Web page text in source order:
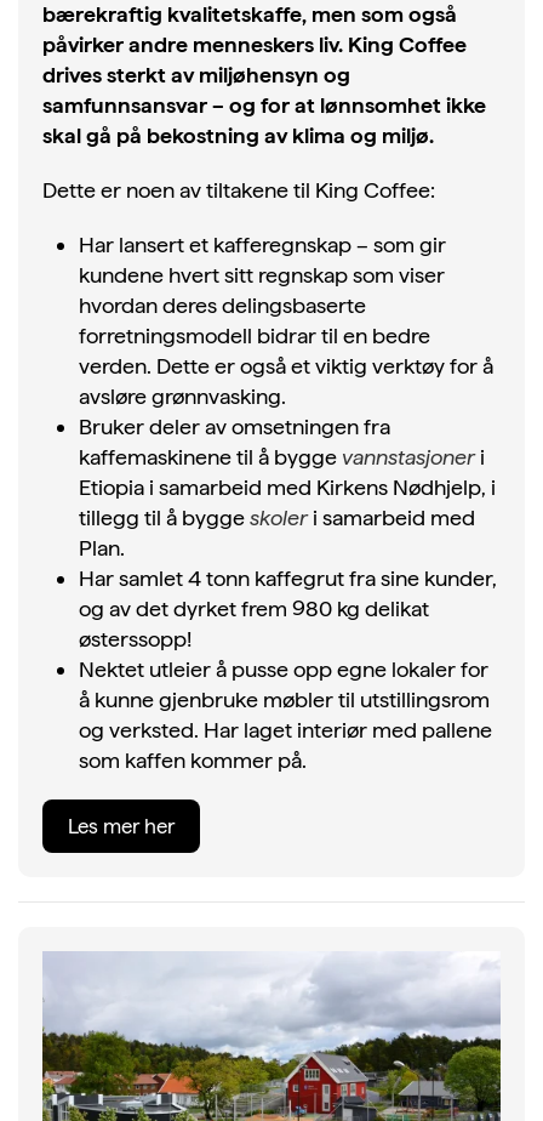
bærekraftig kvalitetskaffe, men som også
påvirker andre menneskers liv. King Coffee
drives sterkt av miljøhensyn og
samfunnsansvar – og for at lønnsomhet ikke
skal gå på bekostning av klima og miljø.
Dette er noen av tiltakene til King Coffee:
Har lansert et kafferegnskap – som gir
kundene hvert sitt regnskap som viser
hvordan deres delingsbaserte
forretningsmodell bidrar til en bedre
verden. Dette er også et viktig verktøy for å
avsløre grønnvasking.
Bruker deler av omsetningen fra
kaffemaskinene til å bygge vannstasjoneri
Etiopia i samarbeid med Kirkens Nødhjelp, i
tillegg til å byggeskoleri samarbeid med
Plan.
Har samlet 4 tonn kaffegrut fra sine kunder,
og av det dyrket frem 980 kg delikat
østerssopp!
Nektet utleier å pusse opp egne lokaler for
å kunne gjenbruke møbler til utstillingsrom
og verksted. Har laget interiør med pallene
som kaffen kommer på.
Les mer her